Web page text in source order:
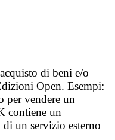
di beni e/o
Open. Esempi:
per vendere un
contiene un
un servizio esterno